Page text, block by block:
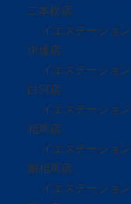
二本松店
イエステーション
伊達店
イエステーション
白河店
イエステーション
相馬店
イエステーション
南相馬店
イエステーション